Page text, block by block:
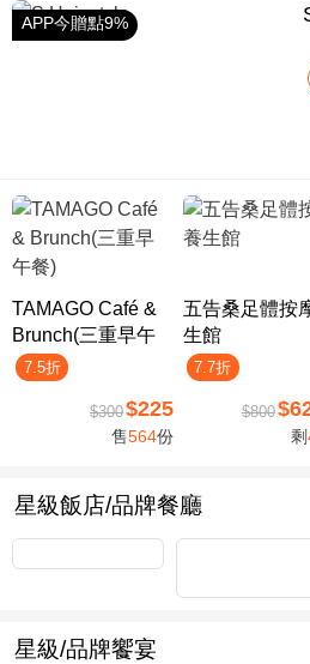
APP今贈點9%
TAMAGO Café &
Brunch(三重早午
餐)7.5折
$300$225
售564份
五告桑足體按
生館
7.7折
$800
剩
星級飯店/品牌餐廳
星級/品牌饗宴